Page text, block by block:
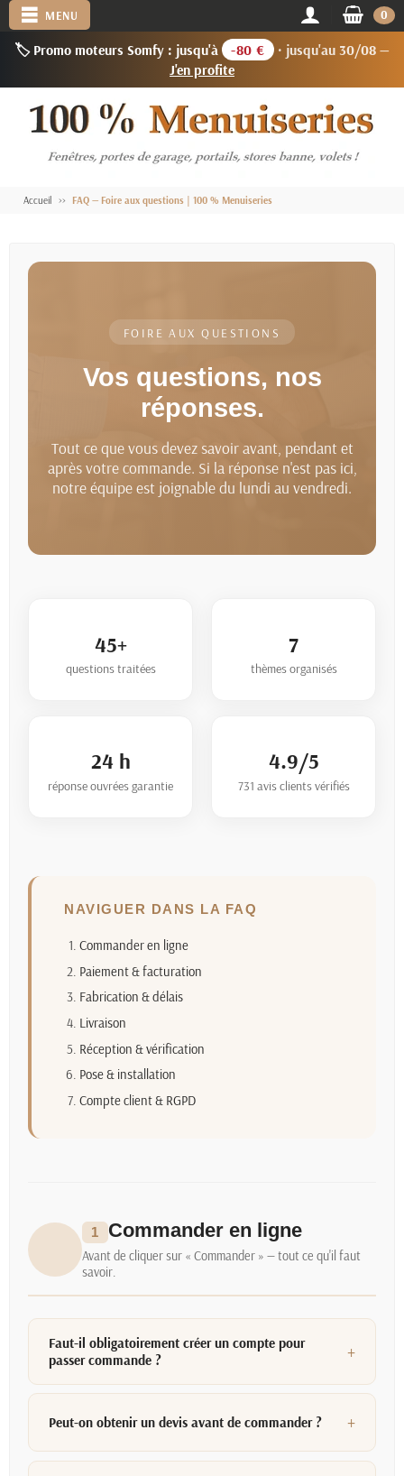
🏷️ Promo moteurs Somfy : jusqu'à -80 €
· jusqu'au 30/08 —
J'en profite
MENU 0
Accueil FAQ — Foire aux questions | 100 % Menuiseries
FOIRE AUX QUESTIONS
Vos questions, nos
réponses.
Tout ce que vous devez savoir avant, pendant et
après votre commande. Si la réponse n'est pas ici,
notre équipe est joignable du lundi au vendredi.
45+
questions traitées
7
thèmes organisés
24 h
réponse ouvrées garantie
4.9/5
731 avis clients vérifiés
NAVIGUER DANS LA FAQ
Commander en ligne
Paiement & facturation
Fabrication & délais
Livraison
Réception & vérification
Pose & installation
Compte client & RGPD
1 Commander en ligne
Avant de cliquer sur « Commander » — tout ce qu'il faut
savoir.
Faut-il obligatoirement créer un compte pour
passer commande ?
Peut-on obtenir un devis avant de commander ?